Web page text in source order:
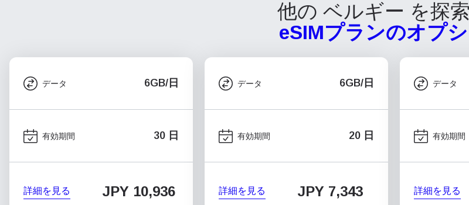
他の ベルギー を探
eSIMプランのオプ
データ 6GB/日
有効期間 30 日
詳細を見る JPY 10,936
データ 6GB/日
有効期間 20 日
詳細を見る JPY 7,343
データ
有効期間
詳細を見る